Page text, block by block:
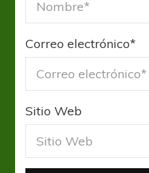
Correo electrónico*
Sitio Web